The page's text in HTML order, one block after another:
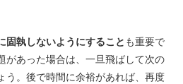
固執しないようにすること も重要で
があった場合は、一旦飛ばして次の
う。後で時間に余裕があれば、再度